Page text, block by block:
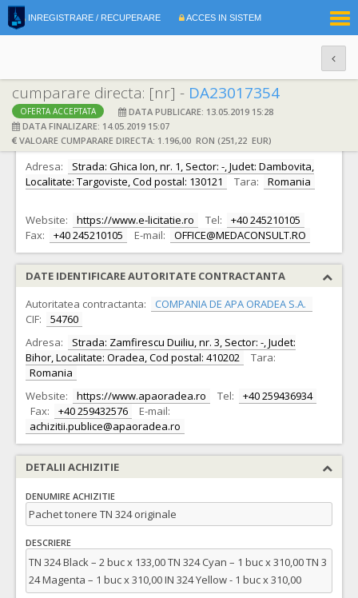
INREGISTRARE / RECUPERARE ACCES IN SISTEM
cumparare directa: [nr] - DA23017354
OFERTA ACCEPTATA
DATA PUBLICARE: 13.05.2019 15:28
DATA FINALIZARE: 14.05.2019 15:07
VALOARE CUMPARARE DIRECTA: 1.196,00 RON (251,22 EUR)
DATE IDENTIFICARE OFERTANT
Ofertant: S.C. MEDA CONSULT S.R.L. CIF: 15730038
Adresa:
Strada: Ghica Ion, nr. 1, Sector: -, Judet: Dambovita,
Localitate: Targoviste, Cod postal: 130121
Tara: Romania
Website: https://www.e-licitatie.ro Tel:
+40 245210105
Fax:
+40 245210105 E-mail: OFFICE@MEDACONSULT.RO
DATE IDENTIFICARE AUTORITATE CONTRACTANTA
Autoritatea contractanta:
COMPANIA DE APA ORADEA S.A.
CIF:
54760
Adresa:
Strada: Zamfirescu Duiliu, nr. 3, Sector: -, Judet:
Bihor, Localitate: Oradea, Cod postal: 410202
Tara:
Romania
Website:
https://www.apaoradea.ro Tel:
+40 259436934
Fax:
+40 259432576
E-mail:
achizitii.publice@apaoradea.ro
DETALII ACHIZITIE
DENUMIRE ACHIZITIE
Pachet tonere TN 324 originale
DESCRIERE
TN 324 Black – 2 buc x 133,00 TN 324 Cyan – 1 buc x 310,00 TN 3
24 Magenta – 1 buc x 310,00 IN 324 Yellow - 1 buc x 310,00